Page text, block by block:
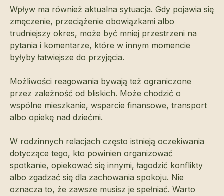
Wpływ ma również aktualna sytuacja. Gdy pojawia się
zmęczenie, przeciążenie obowiązkami albo
trudniejszy okres, może być mniej przestrzeni na
pytania i komentarze, które w innym momencie
byłyby łatwiejsze do przyjęcia.
Możliwości reagowania bywają też ograniczone
przez zależność od bliskich. Może chodzić o
wspólne mieszkanie, wsparcie finansowe, transport
albo opiekę nad dziećmi.
W rodzinnych relacjach często istnieją oczekiwania
dotyczące tego, kto powinien organizować
spotkanie, opiekować się innymi, łagodzić konflikty
albo zgadzać się dla zachowania spokoju. Nie
oznacza to, że zawsze musisz je spełniać. Warto